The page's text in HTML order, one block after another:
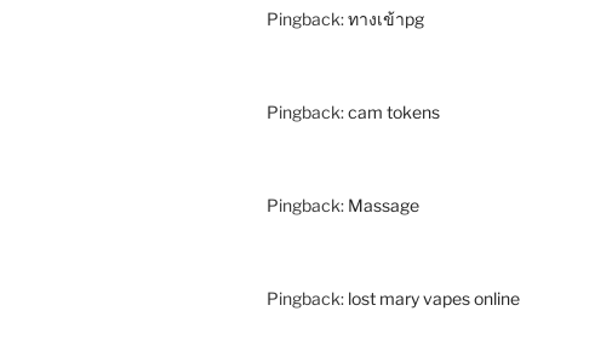
Pingback:ทางเข้าpg
Pingback:cam tokens
Pingback: Massage
Pingback: lost mary vapes online